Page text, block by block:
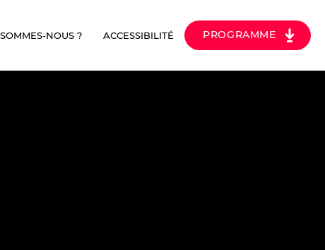
NOUS ? ACCESSIBILITÉ PROGRAMME